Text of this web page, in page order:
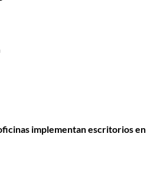
implementan escritorios en